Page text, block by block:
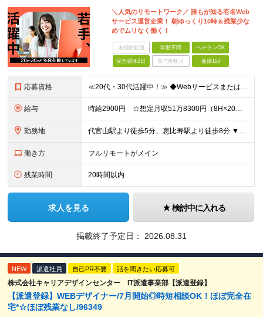
＼人気のリモートワーク／ 誰もが知る有名Web
サービス運営企業！ 朝ゆっくり10時＆残業少な
めでムリなく働く！
未経験歓迎 学歴不問 ベテランOK
完全週休2日 賞与複数月 面接1回
応募資格 ≪20代・30代活躍中！≫ ◆Webサービスまたはアプリのディレクション、進行管理の経験 ◆英語スキル（多言語プロダクトのため、翻訳内容の確認や海外向けコミュニケーションで活用） ◆UI/UX改善
給与 時給2900円 ☆想定月収51万8300円（8H×20日+残業15H） ※交通費全額支給 ※在宅日数に応じて、在宅勤務手当あり
勤務地 代官山駅より徒歩5分、恵比寿駅より徒歩8分 ▼服装：私服 ▼働き方：基本在宅勤務（状況によって変動する可能性あり） ※始めは研修のため2週間ほど出社いただきます。 ※方針変更により、出社頻度は変更と
働き方 フルリモートがメイン
残業時間 20時間以内
求人を見る 検討中に入れる
掲載終了予定日： 2026.08.31
NEW 派遣社員 自己PR不要 話を聞きたい応募可
株式会社キャリアデザインセンター IT派遣事業部【派遣登録】
【派遣登録】WEBデザイナー/7月開始◎時短相談OK！ほぼ完全在
宅*☆ほぼ残業なし/96349